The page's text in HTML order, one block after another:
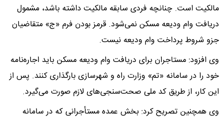
مالکیت است. چنانچه فردی سابقه مالکیت داشته باشد، مشمول
دریافت وام ودیعه مسکن نمی‌شود. قرمز بودن فرم «ج» متقاضیان
جزو شروط پرداخت وام ودیعه نیست.
وی افزود: مستاجران برای دریافت وام ودیعه مسکن باید اجاره‌نامه
خود را در سامانه «تم» وزارت راه و شهرسازی بارگذاری کنند. پس از
این کار، از طریق کد ملی صحت‌سنجی‌های لازم صورت می‌گیرد.
وی همچنین تصریح کرد: بخش عمده مستأجرانی که در سامانه